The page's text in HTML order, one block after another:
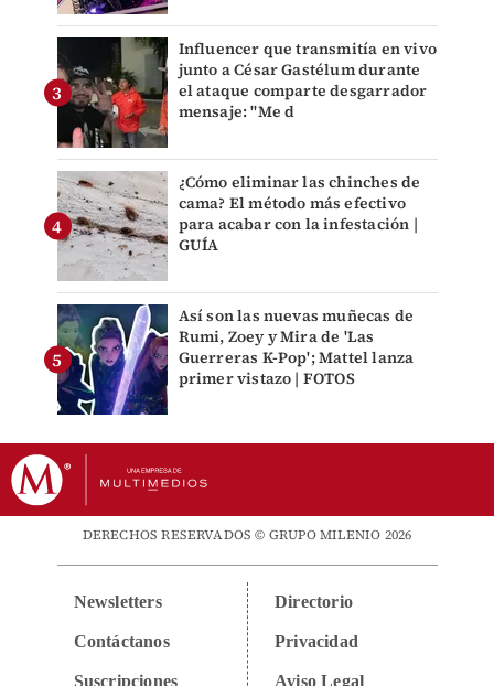
Influencer que transmitía en vivo
junto a César Gastélum durante
el ataque comparte desgarrador
mensaje: "Me d
¿Cómo eliminar las chinches de
cama? El método más efectivo
para acabar con la infestación |
GUÍA
Así son las nuevas muñecas de
Rumi, Zoey y Mira de 'Las
Guerreras K-Pop'; Mattel lanza
primer vistazo | FOTOS
DERECHOS RESERVADOS © GRUPO MILENIO 2026
Newsletters
Contáctanos
Suscripciones
Directorio
Privacidad
Aviso Legal